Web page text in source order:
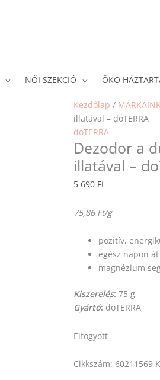
NŐI SZEKCIÓ ÖKO
Kezdőlap /
illatával – doTERRA
doTERRA
Dezodor a
illatával –
5 690 Ft
75,86 Ft/g
pozitív,
egész napon
magnézium
Kiszerelés: 75 g
Gyártó: doTERRA
Elfogyott
Cikkszám: 60211569